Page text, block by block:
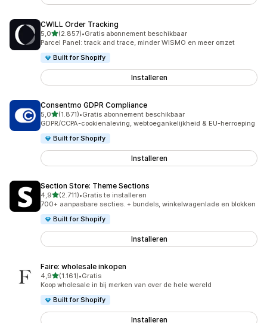
CWILL Order Tracking
5,0van 5 sterren
(2.857)
2857 recensies in totaal
•Gratis abonnement beschikbaar
Parcel Panel: track and trace, minder WISMO en meer omzet
Built for Shopify
Installeren
Consentmo GDPR Compliance
5,0van 5 sterren
(1.871)
1871 recensies in totaal
•Gratis abonnement beschikbaar
GDPR/CCPA-cookienaleving, webtoegankelijkheid & EU-herroeping
Built for Shopify
Installeren
Section Store: Theme Sections
4,9van 5 sterren
(2.711)
2711 recensies in totaal
•Gratis te installeren
700+ aanpasbare secties. + bundels, winkelwagenlade en blokken
Built for Shopify
Installeren
Faire: wholesale inkopen
4,9van 5 sterren
(1.161)
1161 recensies in totaal
•Gratis
Koop wholesale in bij merken van over de hele wereld
Built for Shopify
Installeren